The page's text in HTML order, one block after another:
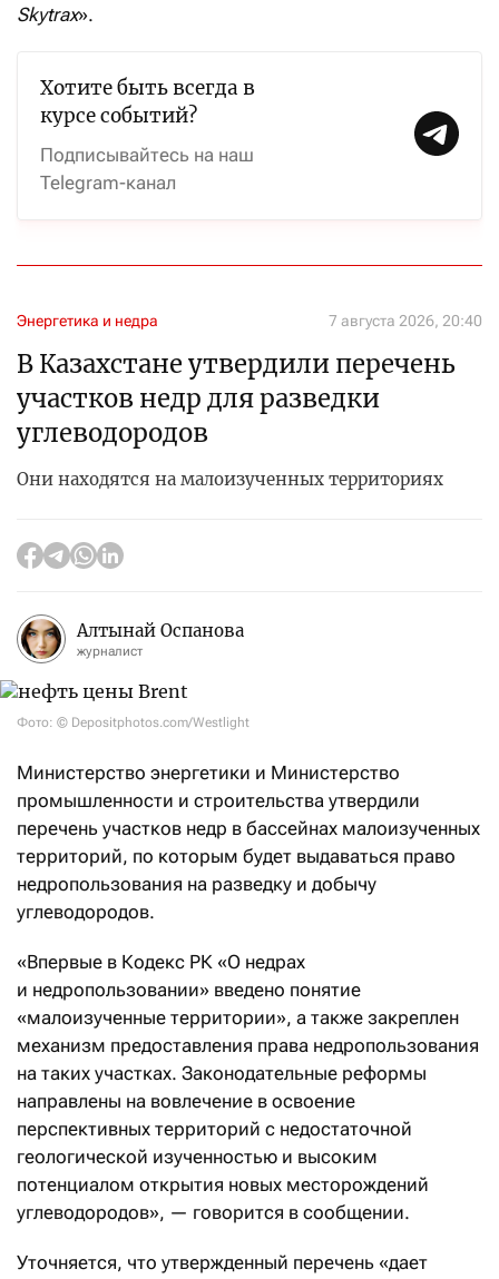
Skytrax».
Хотите быть всегда в
курсе событий?
Подписывайтесь на наш
Telegram-канал
Энергетика и недра 7 августа 2026, 20:40
В Казахстане утвердили перечень
участков недр для разведки
углеводородов
Они находятся на малоизученных территориях
Алтынай Оспанова
журналист
Фото: © Depositphotos.com/Westlight
Министерство энергетики и Министерство
промышленности и строительства утвердили
перечень участков недр в бассейнах малоизученных
территорий, по которым будет выдаваться право
недропользования на разведку и добычу
углеводородов.
«Впервые в Кодекс РК «О недрах
и недропользовании» введено понятие
«малоизученные территории», а также закреплен
механизм предоставления права недропользования
на таких участках. Законодательные реформы
направлены на вовлечение в освоение
перспективных территорий с недостаточной
геологической изученностью и высоким
потенциалом открытия новых месторождений
углеводородов», — говорится в сообщении.
Уточняется, что утвержденный перечень «дает